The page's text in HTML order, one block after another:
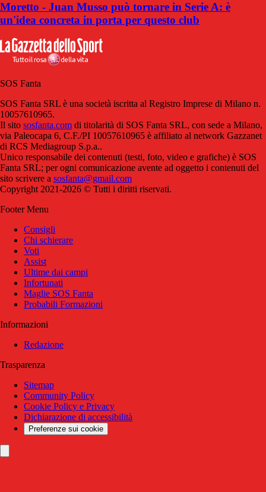
Moretto - Juan Musso può tornare in Serie A: è
un'idea concreta in porta per questo club
SOS Fanta
SOS Fanta SRL è una società iscritta al Registro Imprese di Milano n.
10057610965.
Il sito sosfanta.com di titolarità di SOS Fanta SRL, con sede a Milano,
via Paleocapa 6, C.F./PI 10057610965 è affiliato al network Gazzanet
di RCS Mediagroup S.p.a..
Unico responsabile dei contenuti (testi, foto, video e grafiche) è SOS
Fanta SRL; per ogni comunicazione avente ad oggetto i contenuti del
sito scrivere a sosfanta@gmail.com
Copyright 2021-2026 © Tutti i diritti riservati.
Footer Menu
Consigli
Chi schierare
Voti
Assist
Ultime dai campi
Infortunati
Maglie SOS Fanta
Probabili Formazioni
Informazioni
Redazione
Trasparenza
Sitemap
Community Policy
Cookie Policy e Privacy
Dichiarazione di accessibilità
Preferenze sui cookie